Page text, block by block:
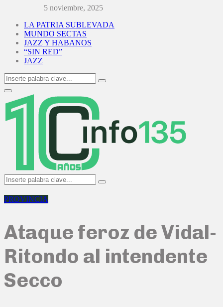
5 noviembre, 2025
LA PATRIA SUBLEVADA
MUNDO SECTAS
JAZZ Y HABANOS
“SIN RED”
JAZZ
Search
for:
Search
Primary
Menu
Search
for:
Search
PROVINCIA
Ataque feroz de Vidal-
Ritondo al intendente
Secco